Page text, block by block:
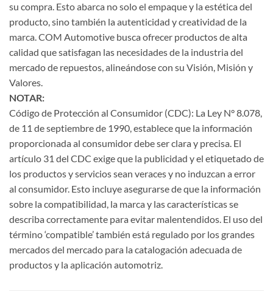
su compra. Esto abarca no solo el empaque y la estética del
producto, sino también la autenticidad y creatividad de la
marca. COM Automotive busca ofrecer productos de alta
calidad que satisfagan las necesidades de la industria del
mercado de repuestos, alineándose con su Visión, Misión y
Valores.
NOTAR:
Código de Protección al Consumidor (CDC): La Ley N° 8.078,
de 11 de septiembre de 1990, establece que la información
proporcionada al consumidor debe ser clara y precisa. El
artículo 31 del CDC exige que la publicidad y el etiquetado de
los productos y servicios sean veraces y no induzcan a error
al consumidor. Esto incluye asegurarse de que la información
sobre la compatibilidad, la marca y las características se
describa correctamente para evitar malentendidos. El uso del
término ‘compatible’ también está regulado por los grandes
mercados del mercado para la catalogación adecuada de
productos y la aplicación automotriz.